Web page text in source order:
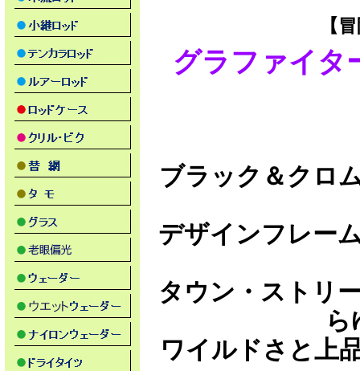
【
グラファイタ
ブラック＆クロ
デザインフレー
タウン・ストリ
ワイルドさと上